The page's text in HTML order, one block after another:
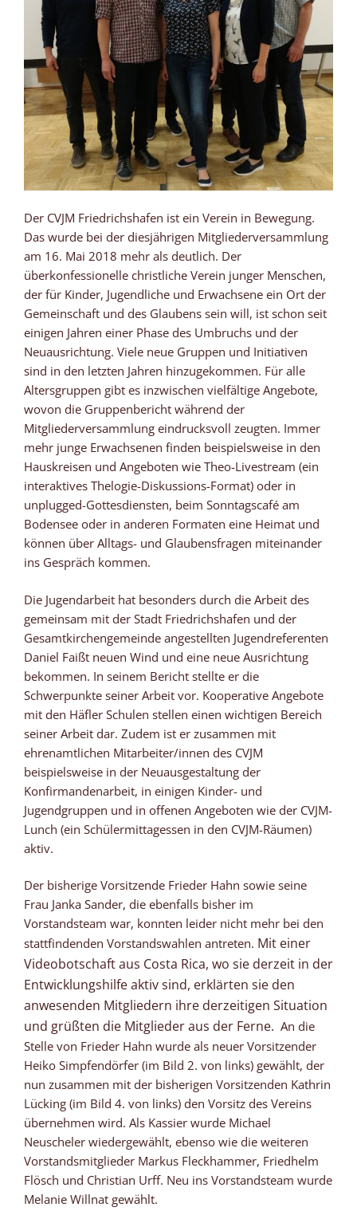
Der CVJM Friedrichshafen ist ein Verein in Bewegung.
Das wurde bei der diesjährigen Mitgliederversammlung
am 16. Mai 2018 mehr als deutlich. Der
überkonfessionelle christliche Verein junger Menschen,
der für Kinder, Jugendliche und Erwachsene ein Ort der
Gemeinschaft und des Glaubens sein will, ist schon seit
einigen Jahren einer Phase des Umbruchs und der
Neuausrichtung. Viele neue Gruppen und Initiativen
sind in den letzten Jahren hinzugekommen. Für alle
Altersgruppen gibt es inzwischen vielfältige Angebote,
wovon die Gruppenbericht während der
Mitgliederversammlung eindrucksvoll zeugten. Immer
mehr junge Erwachsenen finden beispielsweise in den
Hauskreisen und Angeboten wie Theo-Livestream (ein
interaktives Thelogie-Diskussions-Format) oder in
unplugged-Gottesdiensten, beim Sonntagscafé am
Bodensee oder in anderen Formaten eine Heimat und
können über Alltags- und Glaubensfragen miteinander
ins Gespräch kommen.
Die Jugendarbeit hat besonders durch die Arbeit des
gemeinsam mit der Stadt Friedrichshafen und der
Gesamtkirchengemeinde angestellten Jugendreferenten
Daniel Faißt neuen Wind und eine neue Ausrichtung
bekommen. In seinem Bericht stellte er die
Schwerpunkte seiner Arbeit vor. Kooperative Angebote
mit den Häfler Schulen stellen einen wichtigen Bereich
seiner Arbeit dar. Zudem ist er zusammen mit
ehrenamtlichen Mitarbeiter/innen des CVJM
beispielsweise in der Neuausgestaltung der
Konfirmandenarbeit, in einigen Kinder- und
Jugendgruppen und in offenen Angeboten wie der CVJM-
Lunch (ein Schülermittagessen in den CVJM-Räumen)
aktiv.
Der bisherige Vorsitzende Frieder Hahn sowie seine
Frau Janka Sander, die ebenfalls bisher im
Vorstandsteam war, konnten leider nicht mehr bei den
stattfindenden Vorstandswahlen antreten. Mit einer
Videobotschaft aus Costa Rica, wo sie derzeit in der
Entwicklungshilfe aktiv sind, erklärten sie den
anwesenden Mitgliedern ihre derzeitigen Situation
und grüßten die Mitglieder aus der Ferne. An die
Stelle von Frieder Hahn wurde als neuer Vorsitzender
Heiko Simpfendörfer (im Bild 2. von links) gewählt, der
nun zusammen mit der bisherigen Vorsitzenden Kathrin
Lücking (im Bild 4. von links) den Vorsitz des Vereins
übernehmen wird. Als Kassier wurde Michael
Neuscheler wiedergewählt, ebenso wie die weiteren
Vorstandsmitglieder Markus Fleckhammer, Friedhelm
Flösch und Christian Urff. Neu ins Vorstandsteam wurde
Melanie Willnat gewählt.